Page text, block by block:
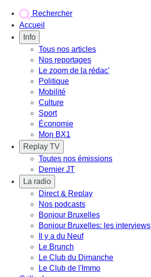
Rechercher
Accueil
Info
Tous nos articles
Nos reportages
Le zoom de la rédac'
Politique
Mobilité
Culture
Sport
Économie
Mon BX1
Replay TV
Toutes nos émissions
Dernier JT
La radio
Direct & Replay
Nos podcasts
Bonjour Bruxelles
Bonjour Bruxelles: les interviews
Il y a du Neuf
Le Brunch
Le Club du Dimanche
Le Club de l'Immo